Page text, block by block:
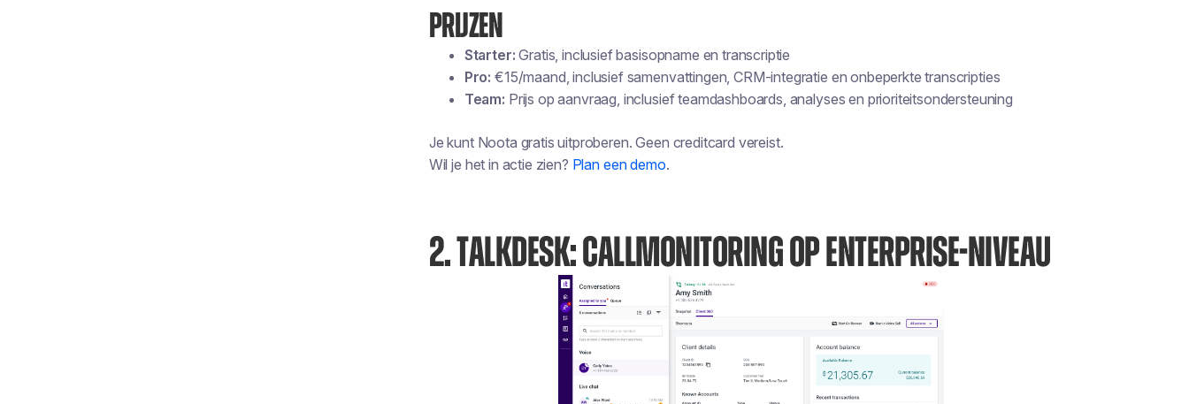
PRIJZEN
Starter: Gratis, inclusief basisopname en transcriptie
Pro: €15/maand, inclusief samenvattingen, CRM-integratie en onbeperkte transcripties
Team: Prijs op aanvraag, inclusief teamdashboards, analyses en prioriteitsondersteuning
Je kunt Noota gratis uitproberen. Geen creditcard vereist.
Wil je het in actie zien? Plan een demo.
2. TALKDESK: CALLMONITORING OP ENTERPRISE-NIVEAU